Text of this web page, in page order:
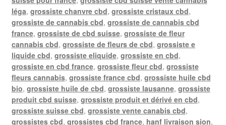
léga, grossiste chanvre cbd, grossiste cristaux cbd,
grossiste de cannabis cbd, grossiste de cannabis cbd
france, grossiste de cbd suisse, grossiste de fleur
cannabis cbd, grossiste de fleurs de cbd, grossiste e
liquide cbd, grossiste eliquide, grossiste en cbd,
grossiste en cbd france, grossiste fleur cbd, grossiste
fleurs cannabis, grossiste france cbd, grossiste huile cbd
bio, grossiste huile de cbd, grossiste lausanne, grossiste
produit cbd suisse, grossiste produit et dérivé en cbd,
grossiste suisse cbd, grossiste vente canabis cbd,
grossistes cbd, grossistes cbd france, hanf livraison sion,